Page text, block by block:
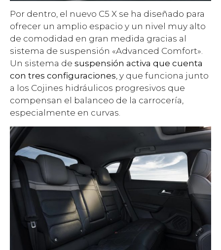
Por dentro, el nuevo C5 X se ha diseñado para
ofrecer un amplio espacio y un nivel muy alto
de comodidad en gran medida gracias al
sistema de suspensión «Advanced Comfort».
Un sistema de suspensión activa que cuenta
con tres configuraciones, y que funciona junto
a los Cojines hidráulicos progresivos que
compensan el balanceo de la carrocería,
especialmente en curvas.